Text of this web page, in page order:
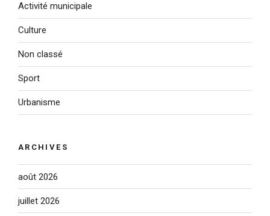
Activité municipale
Culture
Non classé
Sport
Urbanisme
ARCHIVES
août 2026
juillet 2026